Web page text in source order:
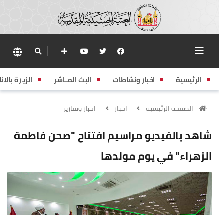
الرئيسية اخبار ونشاطات البث المباشر الزيارة
الصفحة الرئيسية اخبار اخبار وتقارير
شاهد بالفيديو مراسيم افتتاح "صحن فاطمة
الزهراء" في يوم مولدها